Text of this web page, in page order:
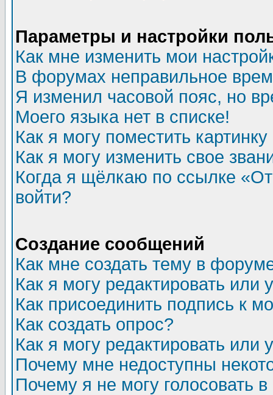
Параметры и настройки
Как мне изменить мои
В форумах неправильное
Я изменил часовой пояс, но
Моего языка нет в списке!
Как я могу поместить
Как я могу изменить свое
Когда я щёлкаю по ссылке
войти?
Создание сообщений
Как мне создать тему в
Как я могу редактировать или
Как присоединить подпись к
Как создать опрос?
Как я могу редактировать или
Почему мне недоступны
Почему я не могу голосовать